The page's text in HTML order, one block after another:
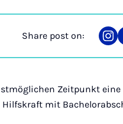
Share post on:
on
Zeitpunkt eine
mit